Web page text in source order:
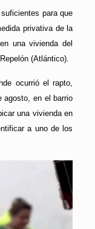
para que
privativa de la
una vivienda del
(Atlántico).
ocurrió el rapto,
agosto, en el barrio
una vivienda en
a uno de los